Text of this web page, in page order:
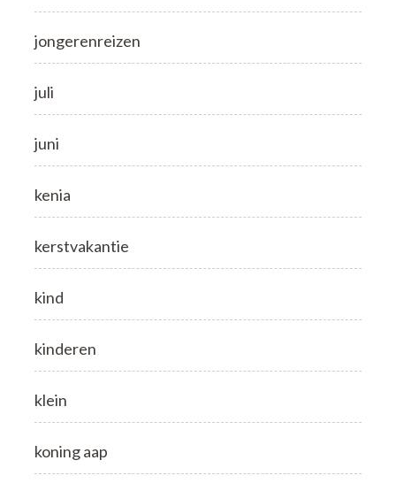
jongerenreizen
juli
juni
kenia
kerstvakantie
kind
kinderen
klein
koning aap